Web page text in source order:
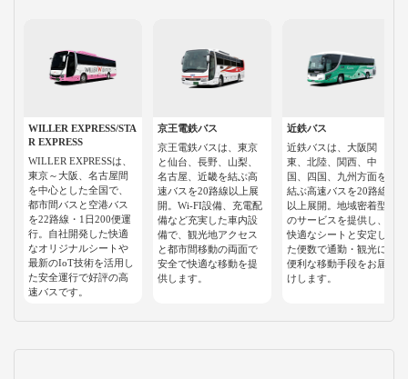
WILLER EXPRESS/STA
R EXPRESS
WILLER EXPRESSは、
東京～大阪、名古屋間
を中心とした全国で、
都市間バスと空港バス
を22路線・1日200便運
行。自社開発した快適
なオリジナルシートや
最新のIoT技術を活用し
た安全運行で好評の高
速バスです。
京王電鉄バス
京王電鉄バスは、東京
と仙台、長野、山梨、
名古屋、近畿を結ぶ高
速バスを20路線以上展
開。Wi-FI設備、充電配
備など充実した車内設
備で、観光地アクセス
と都市間移動の両面で
安全で快適な移動を提
供します。
近鉄バス
近鉄バスは、大阪関
東、北陸、関西、中
国、四国、九州方面を
結ぶ高速バスを20路線
以上展開。地域密着型
のサービスを提供し、
快適なシートと安定し
た便数で通勤・観光に
便利な移動手段をお届
けします。